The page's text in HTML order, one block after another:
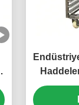
Bun